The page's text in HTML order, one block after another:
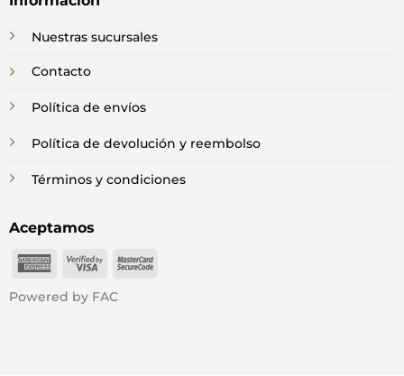
Nuestras sucursales
Contacto
Política de envíos
Política de devolución y reembolso
Términos y condiciones
Aceptamos
American
Visa
MasterCard
Powered by FAC